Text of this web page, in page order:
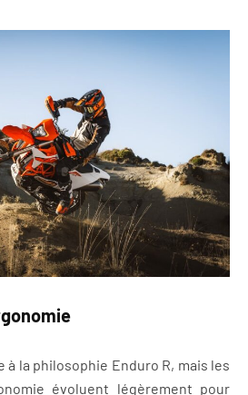
la philosophie Enduro R, mais les
évoluent légèrement pour